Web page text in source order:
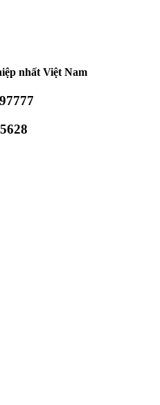
nhất Việt Nam